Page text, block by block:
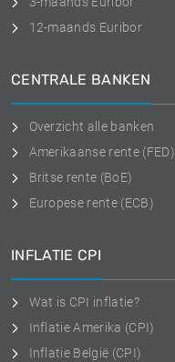
12-maands Euribor
CENTRALE BANKEN
Overzicht alle banken
Amerikaanse rente (FED)
Britse rente (BoE)
Europese rente (ECB)
INFLATIE CPI
Wat is CPI inflatie?
Inflatie Amerika (CPI)
Inflatie België (CPI)